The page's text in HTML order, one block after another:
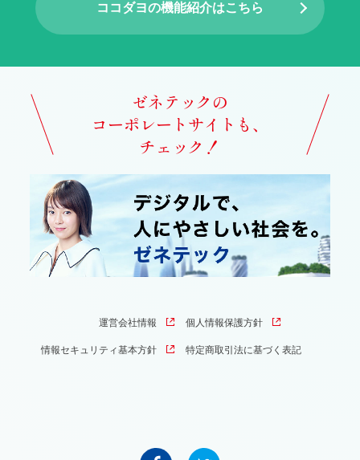
ココダヨの機能紹介はこちら
ゼネテックの
コーポレートサイトも、
チェック！
運営会社情報 個人情報保護方針
情報セキュリティ基本方針 特定商取引法に基づく表記